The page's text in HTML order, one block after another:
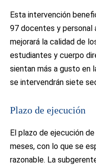
Esta intervención
97 docentes y personal
mejorará la calidad de
estudiantes y cuerpo
sientan más a gusto en
se intervendrán siete
Plazo de ejecución
El plazo de ejecución
meses, con lo que se
razonable. La